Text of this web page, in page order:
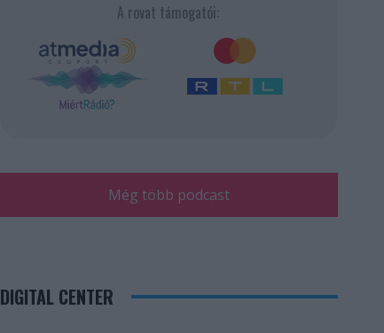
A rovat támogatói:
Még több podcast
DIGITAL CENTER